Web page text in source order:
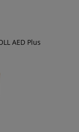
AED Plus